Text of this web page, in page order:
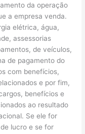
da operação
a empresa venda.
elétrica, água,
assessorias
de veículos,
de pagamento do
com benefícios,
e por fim,
benefícios e
ao resultado
Se ele for
lucro e se for